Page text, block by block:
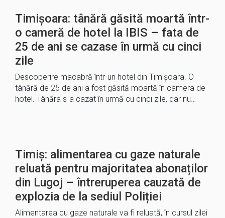
Timișoara: tânără găsită moartă într-
o cameră de hotel la IBIS – fata de
25 de ani se cazase în urmă cu cinci
zile
Descoperire macabră într-un hotel din Timișoara. O
tânără de 25 de ani a fost găsită moartă în camera de
hotel. Tânăra s-a cazat în urmă cu cinci zile, dar nu…
Timiș: alimentarea cu gaze naturale
reluată pentru majoritatea abonaților
din Lugoj – întreruperea cauzată de
explozia de la sediul Poliției
Alimentarea cu gaze naturale va fi reluată, în cursul zilei